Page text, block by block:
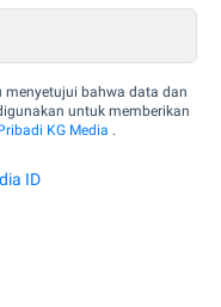
menyetujui bahwa data dan
untuk memberikan
KG Media .
ID